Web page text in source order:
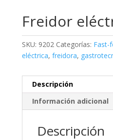
Freidor
SKU: 9202 Categorías: Fast-
eléctrica, freidora,
Descripción
Información adicional
Descripción